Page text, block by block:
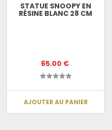
STATUE SNOOPY EN
RÉSINE BLANC 28 CM
65.00 €
AJOUTER AU PANIER